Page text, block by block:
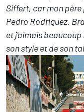
Siffert, car mon
Pedro Rodríguez.
et j'aimais beaucoup
son style et de son